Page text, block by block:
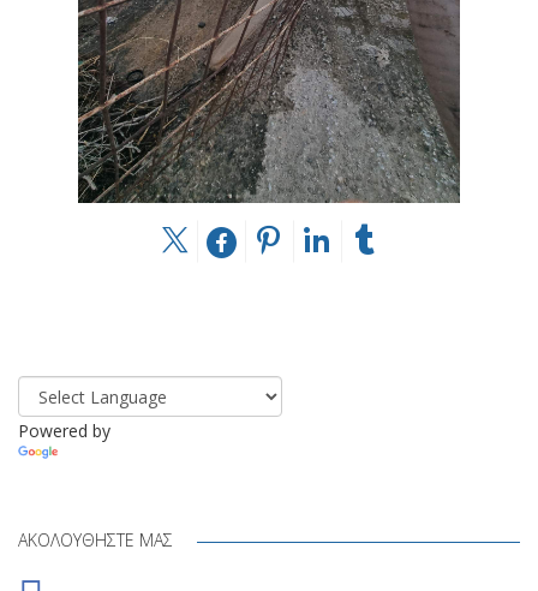
Powered by
ΑΚΟΛΟΥΘΉΣΤΕ ΜΑΣ